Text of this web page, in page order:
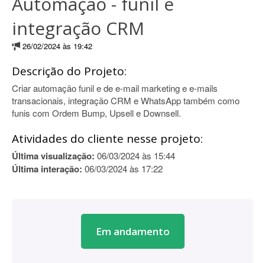
integração CRM
26/02/2024 às 19:42
Descrição do Projeto:
Criar automação funil e de e-mail marketing e e-mails
transacionais, integração CRM e WhatsApp também como
funis com Ordem Bump, Upsell e Downsell.
Atividades do cliente nesse projeto:
Última visualização: 06/03/2024 às 15:44
Última interação: 06/03/2024 às 17:22
Em andamento